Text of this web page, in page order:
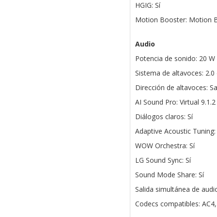
HGIG: Sí
Motion Booster: Motion
Audio
Potencia de sonido: 20 W
Sistema de altavoces: 2.0
Dirección de altavoces:
AI Sound Pro: Virtual
Diálogos claros: Sí
Adaptive Acoustic Tuning:
WOW Orchestra: Sí
LG Sound Sync: Sí
Sound Mode Share: Sí
Salida simultánea de
Codecs compatibles: